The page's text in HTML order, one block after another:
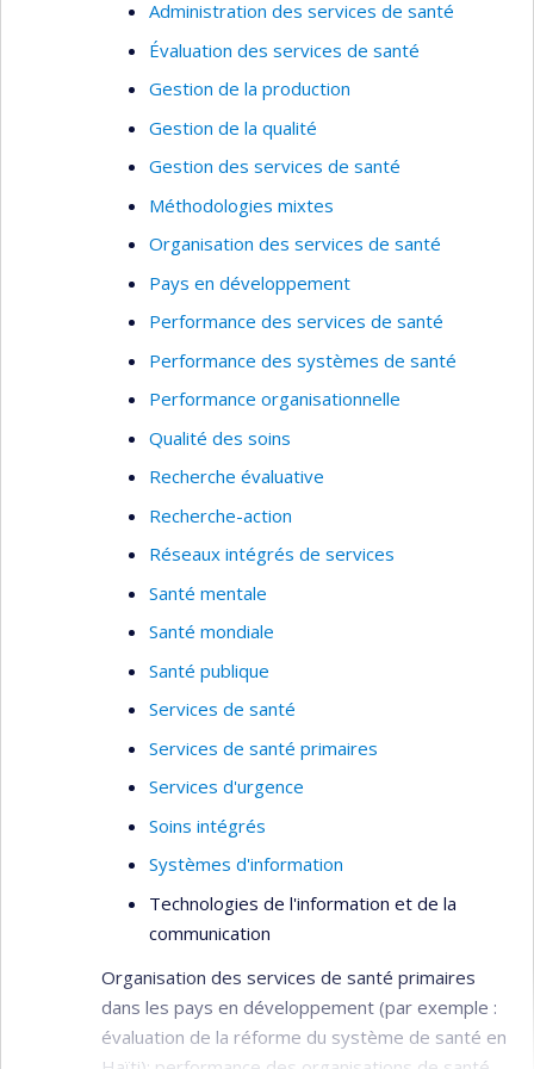
Développer, implanter et évaluer des
interventions en activité physique pour
promouvoir la santé mentale
Expertise en analyse statistique :
Analyse de données longitudinales
Méthodes d'analyse en inférence causale
(analyse de médiation)
Évaluation des propriétés psychométriques
d'instruments de mesure
Administration des services de santé
Évaluation des services de santé
Gestion de la production
Gestion de la qualité
Gestion des services de santé
Méthodologies mixtes
Organisation des services de santé
Pays en développement
Performance des services de santé
Performance des systèmes de santé
Performance organisationnelle
Qualité des soins
Recherche évaluative
Recherche-action
Réseaux intégrés de services
Santé mentale
Santé mondiale
Santé publique
Services de santé
Services de santé primaires
Services d'urgence
Soins intégrés
Systèmes d'information
Technologies de l'information et de la
communication
Organisation des services de santé primaires
dans les pays en développement (par exemple :
évaluation de la réforme du système de santé en